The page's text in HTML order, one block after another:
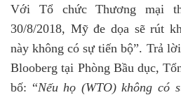
Với Tổ chức Thương mại
30/8/2018, Mỹ đe dọa sẽ rút
này không có sự tiến bộ”. Trả
Blooberg tại Phòng Bầu dục,
bố: “Nếu họ (WTO) không có